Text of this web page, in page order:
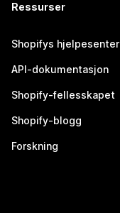
Ressurser
Shopifys hjelpesenter
API-dokumentasjon
Shopify-fellesskapet
Shopify-blogg
Forskning